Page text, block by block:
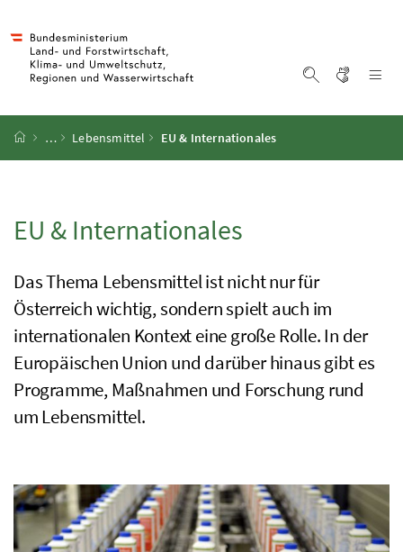
Startseite
… Lebensmittel EU & Internationales
EU & Internationales
Das Thema Lebensmittel ist nicht nur für
Österreich wichtig, sondern spielt auch im
internationalen Kontext eine große Rolle. In der
Europäischen Union und darüber hinaus gibt es
Programme, Maßnahmen und Forschung rund
um Lebensmittel.